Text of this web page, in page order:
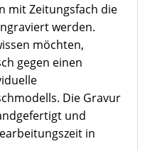
mit Zeitungsfach die
werden.
möchten,
gegen einen
Die Gravur
und
in